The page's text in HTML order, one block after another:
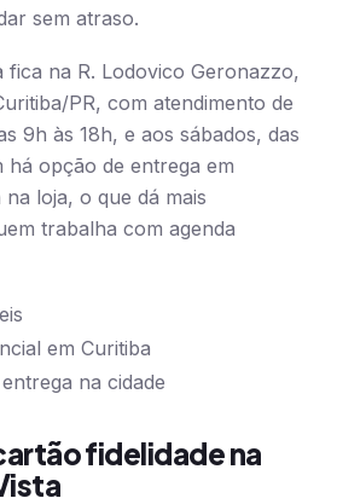
sem atraso.
fica na R. Lodovico Geronazzo,
PR, com atendimento de
9h às 18h, e aos sábados, das
há opção de entrega em
loja, o que dá mais
trabalha com agenda
em Curitiba
na cidade
fidelidade na